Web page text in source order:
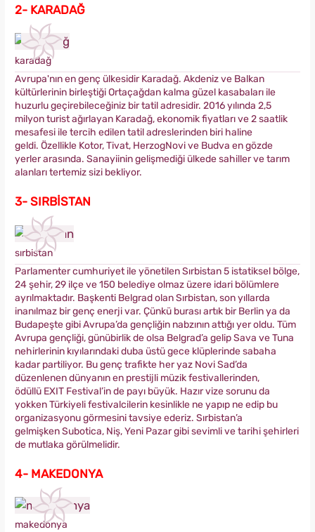
2- KARADAĞ
karadağ
Avrupa'nın en genç ülkesidir Karadağ. Akdeniz ve Balkan
kültürlerinin birleştiği Ortaçağdan kalma güzel kasabaları ile
huzurlu geçirebileceğiniz bir tatil adresidir. 2016 yılında 2,5
milyon turist ağırlayan Karadağ, ekonomik fiyatları ve 2 saatlik
mesafesi ile tercih edilen tatil adreslerinden biri haline
geldi. Özellikle Kotor, Tivat, HerzogNovi ve Budva en gözde
yerler arasında. Sanayiinin gelişmediği ülkede sahiller ve tarım
alanları tertemiz sizi bekliyor.
3- SIRBİSTAN
sırbistan
Parlamenter cumhuriyet ile yönetilen Sırbistan 5 istatiksel bölge,
24 şehir, 29 ilçe ve 150 belediye olmaz üzere idari bölümlere
ayrılmaktadır. Başkenti Belgrad olan Sırbistan, son yıllarda
inanılmaz bir genç enerji var. Çünkü burası artık bir Berlin ya da
Budapeşte gibi Avrupa’da gençliğin nabzının attığı yer oldu. Tüm
Avrupa gençliği, günübirlik de olsa Belgrad’a gelip Sava ve Tuna
nehirlerinin kıyılarındaki duba üstü gece klüplerinde sabaha
kadar partiliyor. Bu genç trafikte her yaz Novi Sad’da
düzenlenen dünyanın en prestijli müzik festivallerinden,
ödüllü EXIT Festival’in de payı büyük. Hazır vize sorunu da
yokken Türkiyeli festivalcilerin kesinlikle ne yapıp ne edip bu
organizasyonu görmesini tavsiye ederiz. Sırbistan’a
gelmişken Subotica, Niş, Yeni Pazar gibi sevimli ve tarihi şehirleri
de mutlaka görülmelidir.
4- MAKEDONYA
makedonya